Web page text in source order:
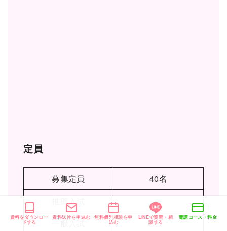
定員
募集定員
40名
推薦入試
ー
一般入試
ー
資料をダウンロー
ドする
資料送付を申込む 無料個別相談を申
込む
LINEで質問・相
談する
開講コース・料金